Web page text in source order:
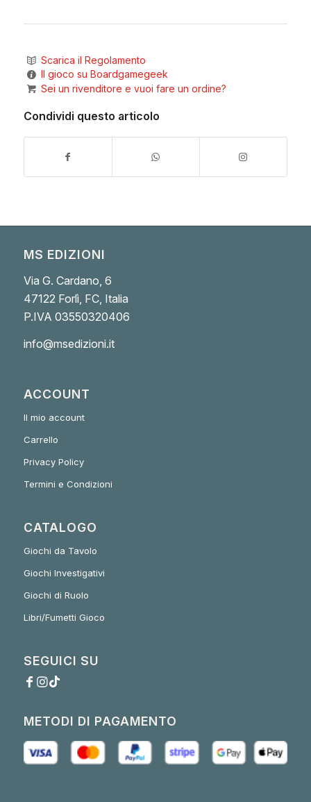
Scarica il Regolamento
Il gioco su Boardgamegeek
Sei un rivenditore e vuoi fare un ordine?
Condividi questo articolo
MS EDIZIONI
Via G. Cardano, 6
47122 Forlì, FC, Italia
P.IVA 03550320406
info@msedizioni.it
ACCOUNT
Il mio account
Carrello
Privacy Policy
Termini e Condizioni
CATALOGO
Giochi da Tavolo
Giochi Investigativi
Giochi di Ruolo
Libri/Fumetti Gioco
SEGUICI SU
METODI DI PAGAMENTO